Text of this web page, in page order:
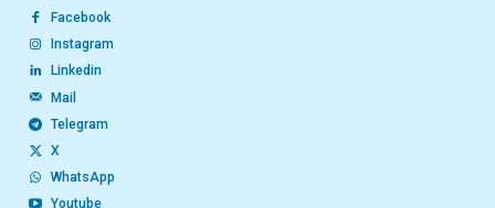
Facebook
Instagram
Linkedin
Mail
Telegram
X
WhatsApp
Youtube